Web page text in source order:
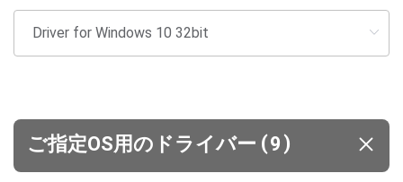
ご指定OS用のドライバー (9 )